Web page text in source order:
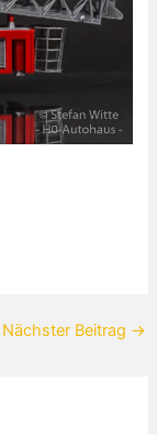
Nächster Beitrag →